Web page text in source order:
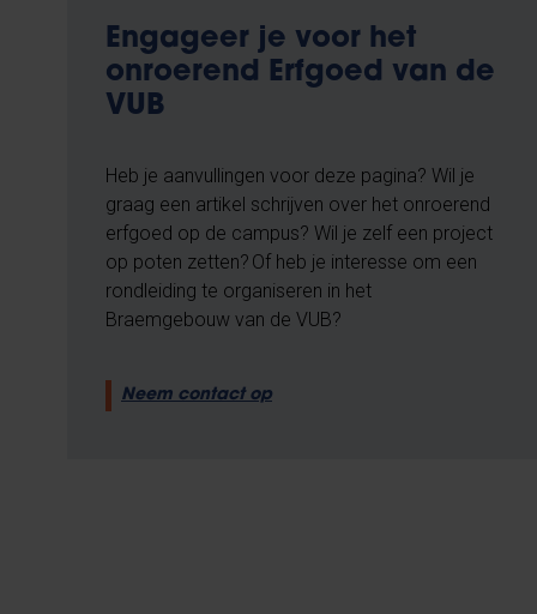
Engageer je voor het
onroerend Erfgoed van de
VUB
Heb je aanvullingen voor deze pagina? Wil je
graag een artikel schrijven over het onroerend
erfgoed op de campus? Wil je zelf een project
op poten zetten? Of heb je interesse om een
rondleiding te organiseren in het
Braemgebouw van de VUB?
Neem contact op